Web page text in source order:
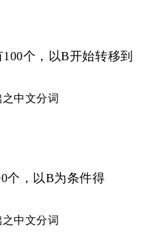
个，以B开始转移到
个，以B为条件得